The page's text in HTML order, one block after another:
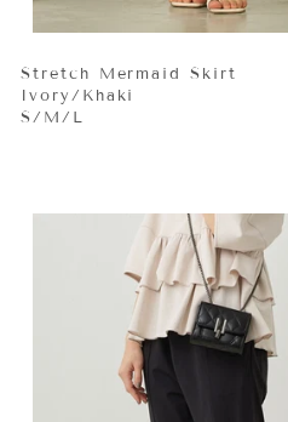
Stretch Mermaid Skirt
Ivory/Khaki
S/M/L